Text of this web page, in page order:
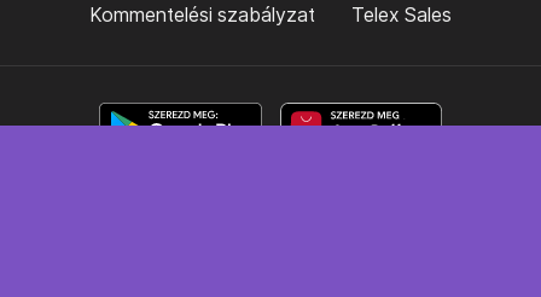
Kommentelési szabályzat Telex Sales